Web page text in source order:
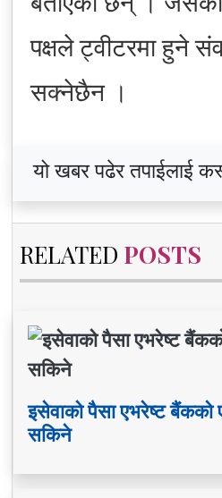
पक्षले ट्वीटरमा हुने
सक्नेछैन ।
यो खबर पढेर तपाईलाई
RELATED POSTS
इसेवाको पैसा एभरेष्ट बैंकको
सकिने